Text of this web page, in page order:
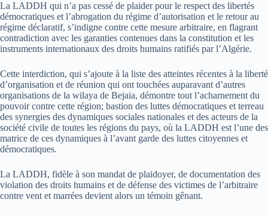
La LADDH qui n’a pas cessé de plaider pour le respect des libertés
démocratiques et l’abrogation du régime d’autorisation et le retour au
régime déclaratif, s’indigne contre cette mesure arbitraire, en flagrant
contradiction avec les garanties contenues dans la constitution et les
instruments internationaux des droits humains ratifiés par l’Algérie.
Cette interdiction, qui s’ajoute à la liste des atteintes récentes à la liberté
d’organisation et de réunion qui ont touchées auparavant d’autres
organisations de la wilaya de Bejaia, démontre tout l’acharnement du
pouvoir contre cette région; bastion des luttes démocratiques et terreau
des synergies des dynamiques sociales nationales et des acteurs de la
société civile de toutes les régions du pays, où la LADDH est l’une des
matrice de ces dynamiques à l’avant garde des luttes citoyennes et
démocratiques.
La LADDH, fidèle à son mandat de plaidoyer, de documentation des
violation des droits humains et de défense des victimes de l’arbitraire
contre vent et marrées devient alors un témoin gênant.